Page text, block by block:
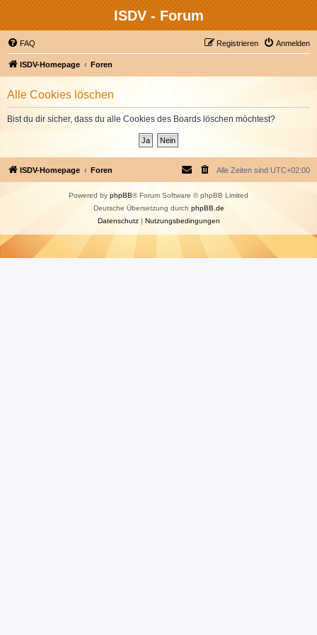
ISDV - Forum
FAQ Anmelden
Registrieren
ISDV-Homepage Foren
Alle Cookies löschen
Bist du dir sicher, dass du alle Cookies des Boards löschen möchtest?
ISDV-Homepage Foren Alle Zeiten sind UTC+02:00
Powered by phpBB® Forum Software © phpBB Limited
Deutsche Übersetzung durch phpBB.de
Datenschutz| Nutzungsbedingungen